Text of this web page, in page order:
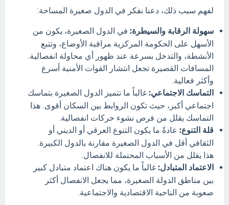
لفهم سبب ذلك، دعنا نفكر في الدول صغيرة المساحة:
سهولة الرقابة والسيطرة: في الدول الصغيرة، يكون من
الأسهل على الحكومة المركزية مراقبة الأوضاع، وتتبع
الأنشطة، والتدخل بسرعة عند ظهور أي محاولة انفصالية.
المسافات القصيرة تجعل انتشار القوات الأمنية أسرع
وأكثر فعالية.
التماسك الاجتماعي: غالباً ما تتميز الدول الصغيرة بتماسك
اجتماعي أكبر، حيث تكون الروابط بين السكان أقوى. هذا
التماسك يقلل من فرص نشوء حركات انفصالية.
قلة التنوع: عادةً ما يكون التنوع العرقي أو الديني أو
الثقافي أقل في الدول الصغيرة مقارنة بالدول الكبيرة.
هذا يقلل من الأسباب المحتملة للانفصال.
الاعتماد المتبادل: غالباً ما يكون هناك اعتماد متبادل كبير
بين مناطق الدولة الصغيرة، مما يجعل الانفصال أكثر
صعوبة من الناحية الاقتصادية والاجتماعية.